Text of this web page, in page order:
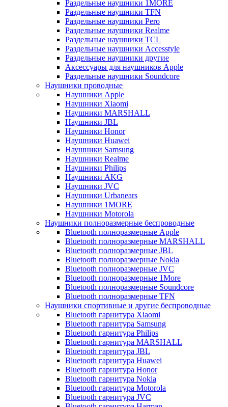
Раздельные наушники 1MORE
Раздельные наушники TFN
Раздельные наушники Pero
Раздельные наушники Realme
Раздельные наушники TCL
Раздельные наушники Accesstyle
Раздельные наушники другие
Аксессуары для наушников Apple
Раздельные наушники Soundcore
Наушники проводные
Наушники Apple
Наушники Xiaomi
Наушники MARSHALL
Наушники JBL
Наушники Honor
Наушники Huawei
Наушники Samsung
Наушники Realme
Наушники Philips
Наушники AKG
Наушники JVC
Наушники Urbanears
Наушники 1MORE
Наушники Motorola
Наушники полноразмерные беспроводные
Bluetooth полноразмерные Apple
Bluetooth полноразмерные MARSHALL
Bluetooth полноразмерные JBL
Bluetooth полноразмерные Nokia
Bluetooth полноразмерные JVC
Bluetooth полноразмерные 1More
Bluetooth полноразмерные Soundcore
Bluetooth полноразмерные TFN
Наушники спортивные и другие беспроводные
Bluetooth гарнитура Xiaomi
Bluetooth гарнитура Samsung
Bluetooth гарнитура Philips
Bluetooth гарнитура MARSHALL
Bluetooth гарнитура JBL
Bluetooth гарнитура Huawei
Bluetooth гарнитура Honor
Bluetooth гарнитура Nokia
Bluetooth гарнитура Motorola
Bluetooth гарнитура JVC